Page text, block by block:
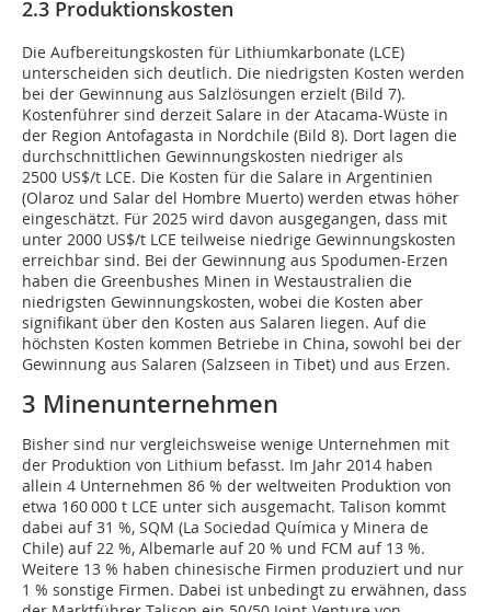
2.3 Produktionskosten
Die Aufbereitungskosten für Lithiumkarbonate (LCE)
unterscheiden sich deutlich. Die niedrigsten Kosten werden
bei der Gewinnung aus Salzlösungen erzielt (Bild 7).
Kostenführer sind derzeit Salare in der Atacama-Wüste in
der Region Antofagasta in Nordchile (Bild 8). Dort lagen die
durchschnittlichen Gewinnungskosten niedriger als
2500 US$/t LCE. Die Kosten für die Salare in Argentinien
(Olaroz und Salar del Hombre Muerto) werden etwas höher
eingeschätzt. Für 2025 wird davon ausgegangen, dass mit
unter 2000 US$/t LCE teilweise niedrige Gewinnungskosten
erreichbar sind. Bei der Gewinnung aus Spodumen-Erzen
haben die Greenbushes Minen in Westaustralien die
niedrigsten Gewinnungskosten, wobei die Kosten aber
signifikant über den Kosten aus Salaren liegen. Auf die
höchsten Kosten kommen Betriebe in China, sowohl bei der
Gewinnung aus Salaren (Salzseen in Tibet) und aus Erzen.
3 Minenunternehmen
Bisher sind nur vergleichsweise wenige Unternehmen mit
der Produktion von Lithium befasst. Im Jahr 2014 haben
allein 4 Unternehmen 86 % der weltweiten Produktion von
etwa 160 000 t LCE unter sich ausgemacht. Talison kommt
dabei auf 31 %, SQM (La Sociedad Química y Minera de
Chile) auf 22 %, Albemarle auf 20 % und FCM auf 13 %.
Weitere 13 % haben chinesische Firmen produziert und nur
1 % sonstige Firmen. Dabei ist unbedingt zu erwähnen, dass